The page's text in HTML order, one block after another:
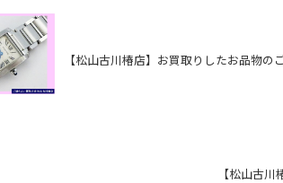
【松山古川椿店】お買取りしたお品物の
【松山古